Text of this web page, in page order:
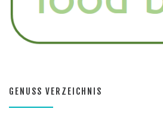
GENUSS VERZEICHNIS